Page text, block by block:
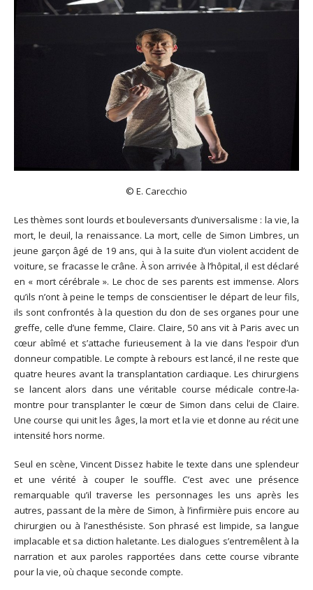
© E. Carecchio
Les thèmes sont lourds et bouleversants d’universalisme : la vie, la
mort, le deuil, la renaissance. La mort, celle de Simon Limbres, un
jeune garçon âgé de 19 ans, qui à la suite d’un violent accident de
voiture, se fracasse le crâne. À son arrivée à l’hôpital, il est déclaré
en « mort cérébrale ». Le choc de ses parents est immense. Alors
qu’ils n’ont à peine le temps de conscientiser le départ de leur fils,
ils sont confrontés à la question du don de ses organes pour une
greffe, celle d’une femme, Claire. Claire, 50 ans vit à Paris avec un
cœur abîmé et s’attache furieusement à la vie dans l’espoir d’un
donneur compatible. Le compte à rebours est lancé, il ne reste que
quatre heures avant la transplantation cardiaque. Les chirurgiens
se lancent alors dans une véritable course médicale contre-la-
montre pour transplanter le cœur de Simon dans celui de Claire.
Une course qui unit les âges, la mort et la vie et donne au récit une
intensité hors norme.
Seul en scène, Vincent Dissez habite le texte dans une splendeur
et une vérité à couper le souffle. C’est avec une présence
remarquable qu’il traverse les personnages les uns après les
autres, passant de la mère de Simon, à l’infirmière puis encore au
chirurgien ou à l’anesthésiste. Son phrasé est limpide, sa langue
implacable et sa diction haletante. Les dialogues s’entremêlent à la
narration et aux paroles rapportées dans cette course vibrante
pour la vie, où chaque seconde compte.